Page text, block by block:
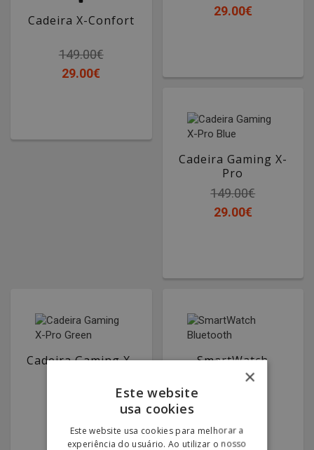
Cadeira X-Confort
149.00€
29.00€
29.00€
Cadeira Gaming X-
Pro
Blue
149.00€
29.00€
Cadeira Gaming X-
SmartWatch
Bluetooth
×
Este website
usa cookies
Este website usa cookies para melhorar a
experiência do usuário. Ao utilizar o nosso